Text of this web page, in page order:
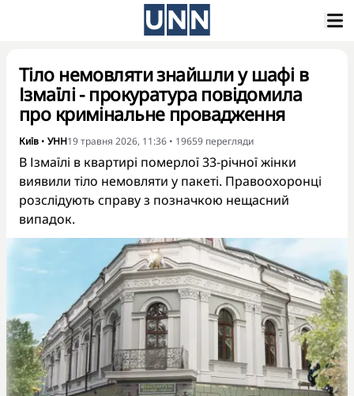
Тіло немовляти знайшли у шафі в
Ізмаїлі - прокуратура повідомила
про кримінальне провадження
Київ • УНН19 травня 2026, 11:36 • 19659 перегляди
В Ізмаїлі в квартирі померлої 33-річної жінки
виявили тіло немовляти у пакеті. Правоохоронці
розслідують справу з позначкою нещасний
випадок.